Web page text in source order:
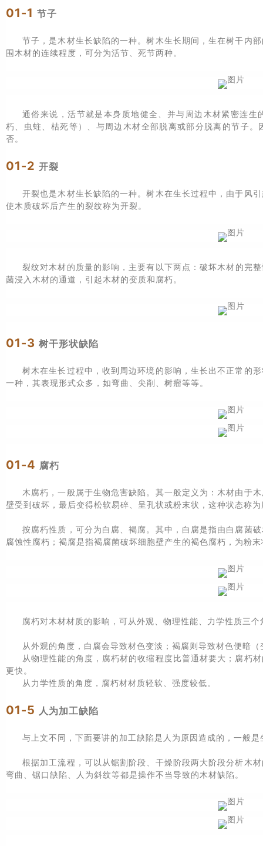
01-1 节子
节子，是木材生长缺陷的一种。树木生长期间，生在树干内
围木材的连续程度，可分为活节、死节两种。
通俗来说，活节就是本身质地健全、并与周边木材紧密连
朽、虫蛀、枯死等）、与周边木材全部脱离或部分脱离的节子
否。
01-2 开裂
开裂也是木材生长缺陷的一种。树木在生长过程中，由于风
使木质破坏后产生的裂纹称为开裂。
裂纹对木材的质量的影响，主要有以下两点：破坏木材的完
菌浸入木材的通道，引起木材的变质和腐朽。
01-3 树干形状缺陷
树木在生长过程中，收到周边环境的影响，生长出不正常的
一种，其表现形式众多，如弯曲、尖削、树瘤等等。
01-4 腐朽
木腐朽，一般属于生物危害缺陷。其一般定义为：木材由于
壁受到破坏，最后变得松软易碎、呈孔状或粉末状，这种状态称
按腐朽性质，可分为白腐、褐腐。其中，白腐是指由白腐菌
腐蚀性腐朽；褐腐是指褐腐菌破坏细胞壁产生的褐色腐朽，为粉
腐朽对木材材质的影响，可从外观、物理性能、力学性质三
从外观的角度，白腐会导致材色变淡；褐腐则导致材色便暗（
从物理性能的角度，腐朽材的收缩程度比普通材要大；腐朽
更快。
从力学性质的角度，腐朽材材质轻软、强度较低。
01-5 人为加工缺陷
与上文不同，下面要讲的加工缺陷是人为原因造成的，一般
根据加工流程，可以从锯割阶段、干燥阶段两大阶段分析木
弯曲、锯口缺陷、人为斜纹等都是操作不当导致的木材缺陷。